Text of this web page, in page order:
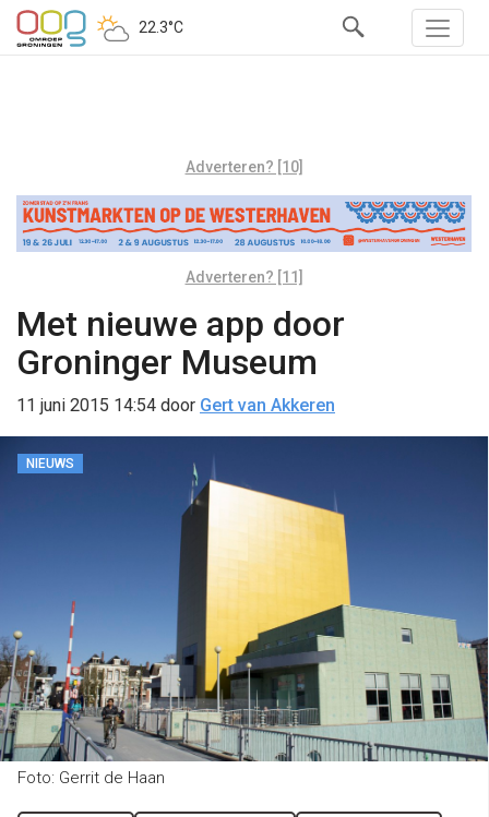
22.3°C
Adverteren? [10]
Adverteren? [11]
Met nieuwe app door
Groninger Museum
11 juni 2015 14:54 door Gert van Akkeren
NIEUWS
Foto: Gerrit de Haan